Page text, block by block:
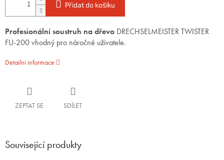
Přidat do košíku
Profesionální soustruh na dřevo DRECHSELMEISTER TWISTER
FU-200 vhodný pro náročné uživatele.
Detailní informace
ZEPTAT SE SDÍLET
Související produkty